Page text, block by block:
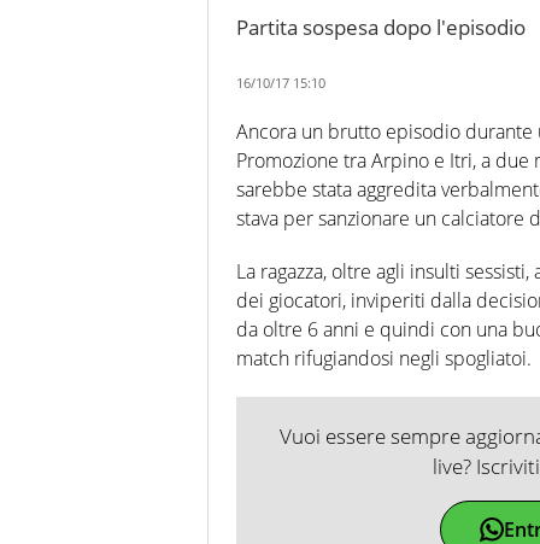
Partita sospesa dopo l'episodio
16/10/17 15:10
Ancora un brutto episodio
Promozione tra Arpino e Itri, a due
sarebbe stata aggredita
stava per sanzionare un calciatore
La ragazza, oltre agli insulti
dei giocatori, inviperiti dalla
da oltre 6 anni e quindi con una
match rifugiandosi negli spogliatoi.
Vuoi essere sempre
live?